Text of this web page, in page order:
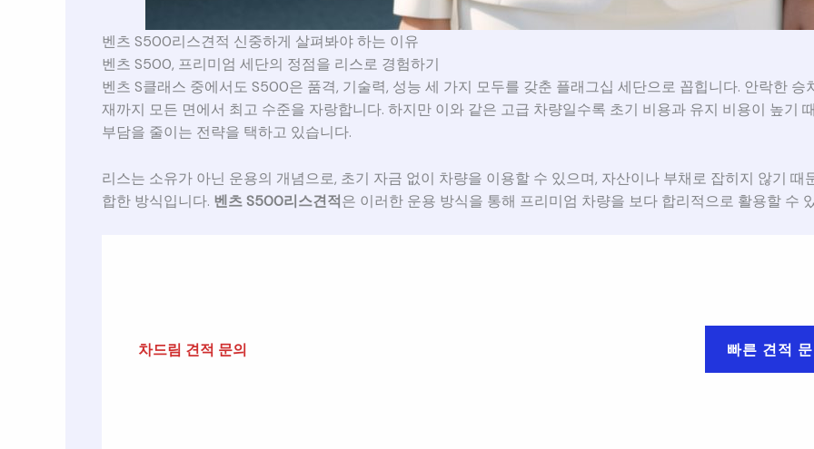
벤츠 S500리스견적 신중하게 살펴봐야 하는 이유
벤츠 S500, 프리미엄 세단의 정점을 리스로 경험하기
벤츠 S클래스 중에서도 S500은 품격, 기술력, 성능 세 가지 모두를 갖춘 플래그십 세단으로 꼽힙니다. 안락한
재까지 모든 면에서 최고 수준을 자랑합니다. 하지만 이와 같은 고급 차량일수록 초기 비용과 유지 비용이 높기
부담을 줄이는 전략을 택하고 있습니다.
리스는 소유가 아닌 운용의 개념으로, 초기 자금 없이 차량을 이용할 수 있으며, 자산이나 부채로 잡히지 않기
합한 방식입니다. 벤츠 S500리스견적은 이러한 운용 방식을 통해 프리미엄 차량을 보다 합리적으로 활용할 수
차드림 견적 문의 빠른 견적